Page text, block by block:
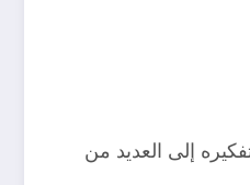
إلى العديد من